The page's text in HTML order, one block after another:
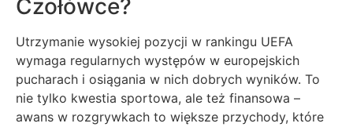
Czołówce?
Utrzymanie wysokiej pozycji w rankingu UEFA
wymaga regularnych występów w europejskich
pucharach i osiągania w nich dobrych wyników. To
nie tylko kwestia sportowa, ale też finansowa –
awans w rozgrywkach to większe przychody, które